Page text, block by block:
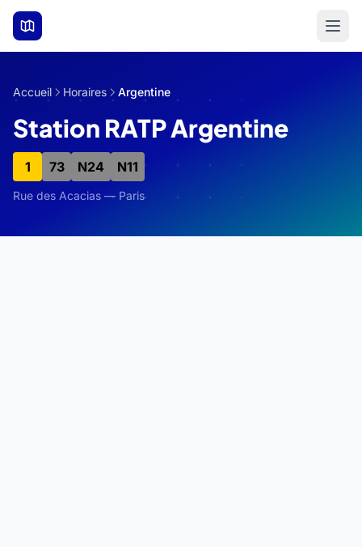
Aller au contenu principal
Accueil Horaires Argentine
Station RATP Argentine
1 73 N24 N11
Rue des Acacias — Paris